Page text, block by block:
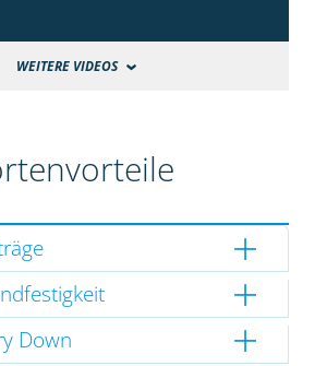
WEITERE VIDEOS
Down